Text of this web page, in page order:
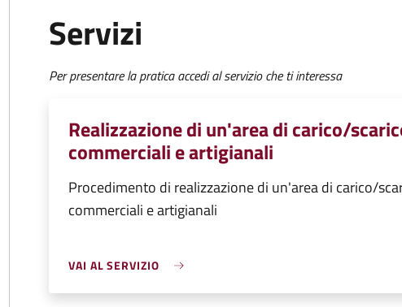
Servizi
Per presentare la pratica accedi al servizio che ti interessa
Realizzazione di un'area di carico/
commerciali e artigianali
Procedimento di realizzazione di un'area di carico/
commerciali e artigianali
VAI AL SERVIZIO